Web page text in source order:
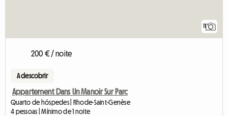
11
200 € / noite
A descobrir
Appartement Dans Un Manoir Sur Parc
Quarto de hóspedes | Rhode-Saint-Genèse
4 pessoas | Mínimo de 1 noite